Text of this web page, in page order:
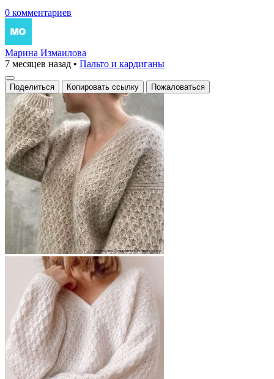
0 комментариев
Марина Измаилова
7 месяцев назад • Пальто и кардиганы
Поделиться Копировать ссылку Пожаловаться